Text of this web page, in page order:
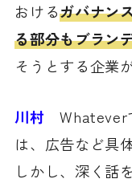
おけるガバナン
る部分もブラン
そうとする企業
川村 Whatever
は、広告など具
しかし、深く話